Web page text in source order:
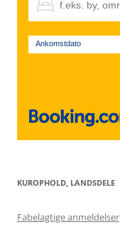
Ankomstdato
KUROPHOLD, LANDSDELE
Fabelagtige anmeldelser